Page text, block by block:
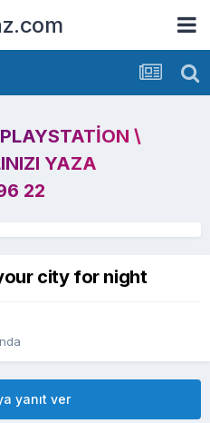
\
YAZA
22
city for night
yanıt ver